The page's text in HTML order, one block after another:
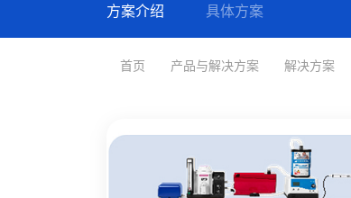
方案介绍 具体方案
首页 产品与解决方案 解决方案